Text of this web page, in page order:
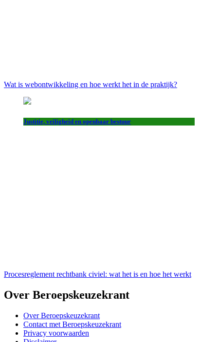
Wat is webontwikkeling en hoe werkt het in de praktijk?
Justitie, veiligheid en openbaar bestuur
Procesreglement rechtbank civiel: wat het is en hoe het werkt
Over Beroepskeuzekrant
Over Beroepskeuzekrant
Contact met Beroepskeuzekrant
Privacy voorwaarden